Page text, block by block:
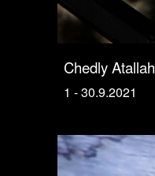
Chedly Atallah
1 - 30.9.2021